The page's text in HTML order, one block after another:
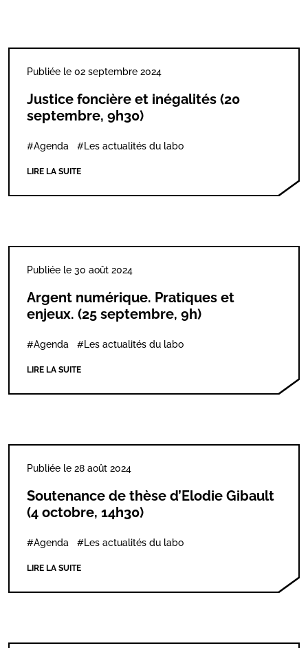
Publiée le 02 septembre 2024
Justice foncière et inégalités (20
septembre, 9h30)
#Agenda #Les actualités du labo
LIRE LA SUITE
Publiée le 30 août 2024
Argent numérique. Pratiques et
enjeux. (25 septembre, 9h)
#Agenda #Les actualités du labo
LIRE LA SUITE
Publiée le 28 août 2024
Soutenance de thèse d’Elodie Gibault
(4 octobre, 14h30)
#Agenda #Les actualités du labo
LIRE LA SUITE